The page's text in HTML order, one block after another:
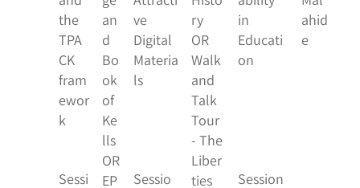
the
TPA
CK
fram
ewor
k
an
d
Bo
ok
of
Ke
lls
OR
EP
ve
Digital
Materia
ls
ry
OR
Walk
and
Talk
Tour
- The
Liber
ties
in
Educati
on
ahid
e
Sessi
Sessio
Session